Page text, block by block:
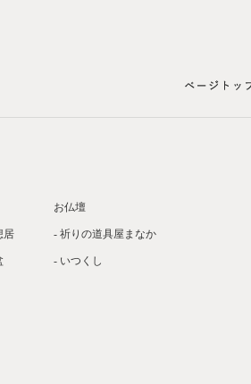
居
お仏壇
- 祈りの道具屋まなか
- いつくし